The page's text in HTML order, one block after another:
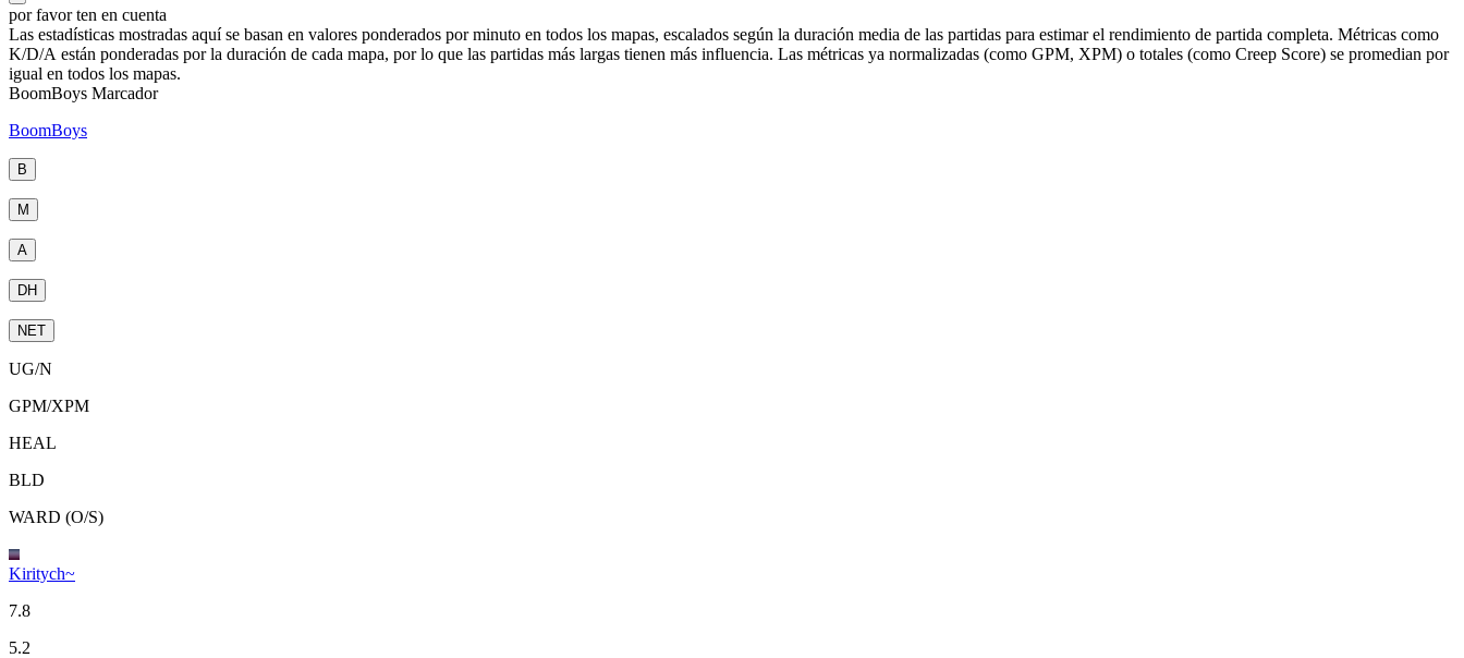
por favor ten en cuenta
Las estadísticas mostradas aquí se basan en valores ponderados por minuto en todos los mapas, escalados según la duración media de las partidas para estimar el rendimiento de partida completa. Métricas como
K/D/A están ponderadas por la duración de cada mapa, por lo que las partidas más largas tienen más influencia. Las métricas ya normalizadas (como GPM, XPM) o totales (como Creep Score) se promedian por
igual en todos los mapas.
BoomBoys Marcador
BoomBoys
B
M
A
DH
NET
UG/N
GPM/XPM
HEAL
BLD
WARD (O/S)
Kiritych~
7.8
5.2